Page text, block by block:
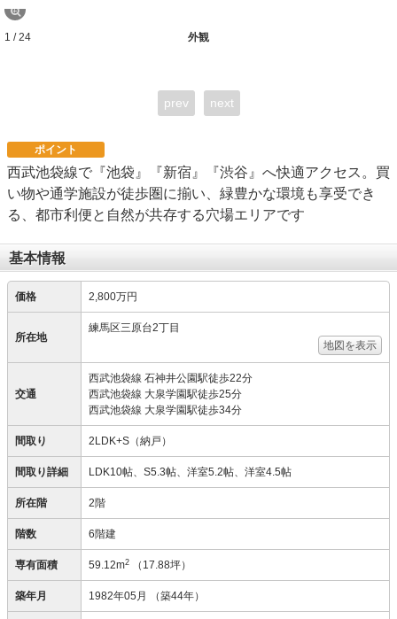
外観
1 / 24
prev next
ポイント
西武池袋線で『池袋』『新宿』『渋谷』へ快適アクセス。買
い物や通学施設が徒歩圏に揃い、緑豊かな環境も享受でき
る、都市利便と自然が共存する穴場エリアです
基本情報
価格 2,800万円
所在地
練馬区三原台2丁目
地図を表示
交通
西武池袋線 石神井公園駅徒歩22分
西武池袋線 大泉学園駅徒歩25分
西武池袋線 大泉学園駅徒歩34分
間取り 2LDK+S（納戸）
間取り詳細 LDK10帖、S5.3帖、洋室5.2帖、洋室4.5帖
所在階 2階
階数 6階建
専有面積 59.12m2 （17.88坪）
築年月 1982年05月 （築44年）